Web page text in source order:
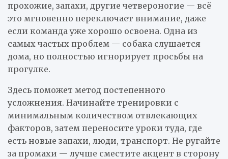
прохожие, запахи, другие четвероногие — всё
это мгновенно переключает внимание, даже
если команда уже хорошо освоена. Одна из
самых частых проблем — собака слушается
дома, но полностью игнорирует просьбы на
прогулке.
Здесь поможет метод постепенного
усложнения. Начинайте тренировки с
минимальным количеством отвлекающих
факторов, затем переносите уроки туда, где
есть новые запахи, люди, транспорт. Не ругайте
за промахи — лучше сместите акцент в сторону